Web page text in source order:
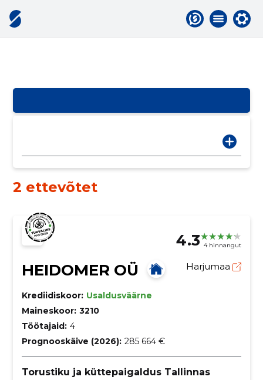
2 ettevõtet
4.3 4 hinnangut
HEIDOMER OÜ Harjumaa
Krediidiskoor: Usaldusväärne
Maineskoor: 3210
Töötajaid: 4
Prognooskäive (2026): 285 664 €
Torustiku ja küttepaigaldus Tallinnas